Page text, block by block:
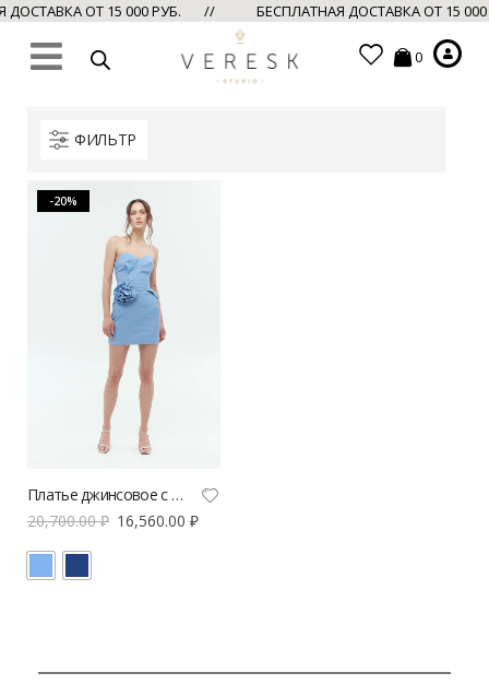
ОТ 15 000 РУБ. // БЕСПЛАТНАЯ ДОСТАВКА ОТ 15
0
ФИЛЬТР
-20%
Платье джинсовое с брошью A.Burdyugova
20,700.00₽ 16,560.00 ₽